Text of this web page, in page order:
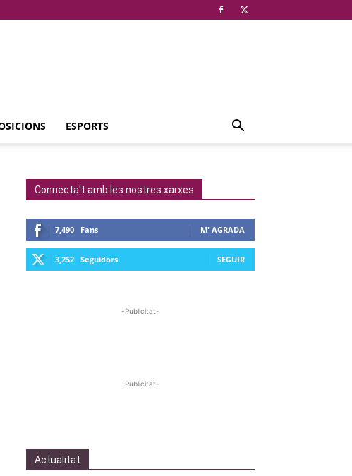
ESPORTS
Connecta't amb les nostres xarxes
7,490 Fans M' AGRADA
3,252 Seguidors SEGUIR
-Publicitat-
-Publicitat-
Actualitat